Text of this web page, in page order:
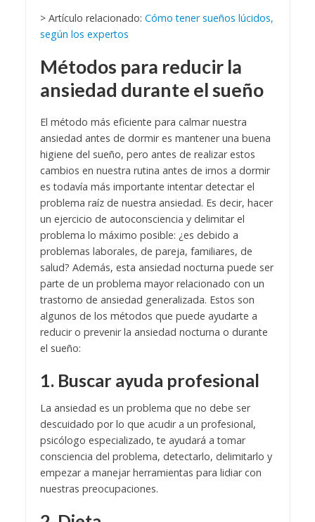
> Artículo relacionado: Cómo tener sueños lúcidos,
según los expertos
Métodos para reducir la
ansiedad durante el sueño
El método más eficiente para calmar nuestra
ansiedad antes de dormir es mantener una buena
higiene del sueño, pero antes de realizar estos
cambios en nuestra rutina antes de irnos a dormir
es todavía más importante intentar detectar el
problema raíz de nuestra ansiedad. Es decir, hacer
un ejercicio de autoconsciencia y delimitar el
problema lo máximo posible: ¿es debido a
problemas laborales, de pareja, familiares, de
salud? Además, esta ansiedad nocturna puede ser
parte de un problema mayor relacionado con un
trastorno de ansiedad generalizada. Estos son
algunos de los métodos que puede ayudarte a
reducir o prevenir la ansiedad nocturna o durante
el sueño:
1. Buscar ayuda profesional
La ansiedad es un problema que no debe ser
descuidado por lo que acudir a un profesional,
psicólogo especializado, te ayudará a tomar
consciencia del problema, detectarlo, delimitarlo y
empezar a manejar herramientas para lidiar con
nuestras preocupaciones.